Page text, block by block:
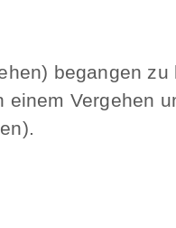
begangen zu
Vergehen